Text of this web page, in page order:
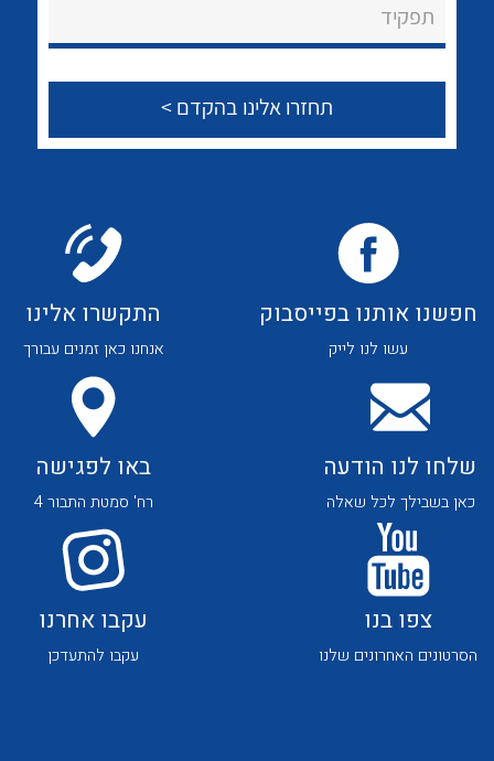
תפקיד
חפשנו אותנו בפייסבוק
עשו לנו לייק
התקשרו אלינו
אנחנו כאן זמנים עבורך
שלחו לנו הודעה
כאן בשבילך לכל שאלה
באו לפגישה
רח' סמטת התבור 4
צפו בנו
הסרטונים האחרונים שלנו
עקבו אחרנו
עקבו להתעדכן